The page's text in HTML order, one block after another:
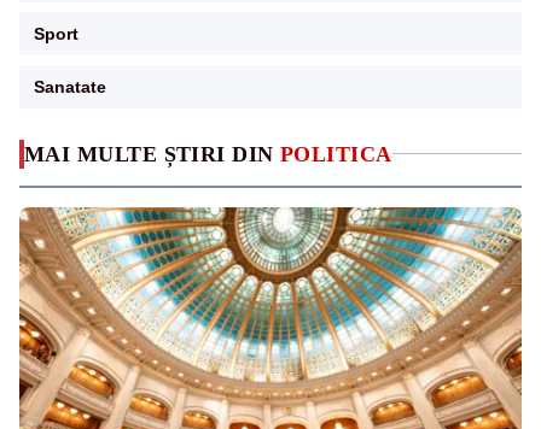
MAI MULTE ȘTIRI DIN POLITICA
Sport
Sanatate